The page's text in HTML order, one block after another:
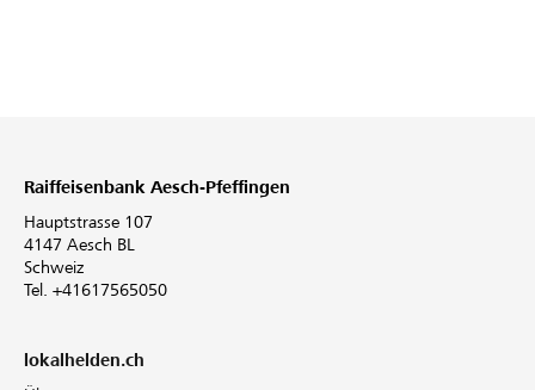
Raiffeisenbank Aesch-Pfeffingen
Hauptstrasse 107
4147 Aesch BL
Schweiz
Tel. +41617565050
lokalhelden.ch